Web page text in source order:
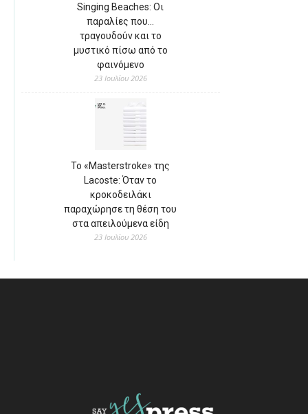
Singing Beaches: Οι
παραλίες που…
τραγουδούν και το
μυστικό πίσω από το
φαινόμενο
23 Ιουλίου 2026
Το «Masterstroke» της
Lacoste: Όταν το
κροκοδειλάκι
παραχώρησε τη θέση του
στα απειλούμενα είδη
23 Ιουλίου 2026